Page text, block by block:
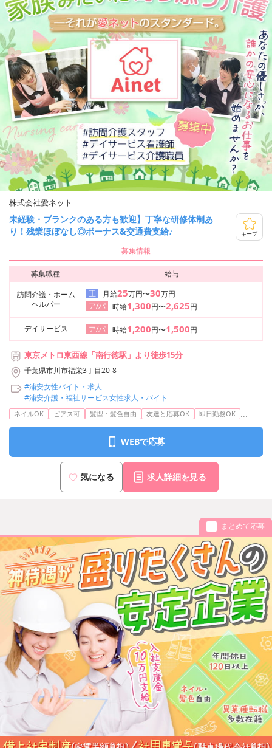
株式会社愛ネット
未経験・ブランクのある方も歓迎】丁寧な研修体制あ
り！残業ほぼなし◎ボーナス&交通費支給♪
キープ
募集情報
募集職種
給与
訪問介護・ホーム
ヘルパー
正 月給25万円〜30万円
ア/パ
時給1,300円〜2,625円
デイサービス ア/パ 時給1,200円〜1,500円
東京メトロ東西線「南行徳駅」より徒歩15分
千葉県市川市福栄3丁目20-8
#浦安女性バイト・求人
#浦安介護・福祉サービス女性求人・バイト
ネイルOK ピアス可 髪型・髪色自由 友達と応募OK 即日勤務OK ...
WEBで応募
気になる 求人詳細を見る
まとめて応募